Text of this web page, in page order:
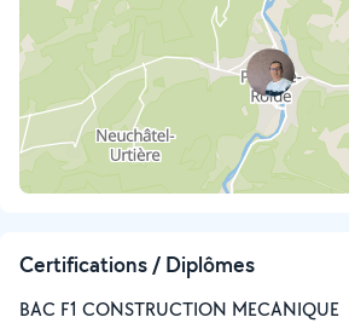
Certifications / Diplômes
BAC F1 CONSTRUCTION MECANIQUE